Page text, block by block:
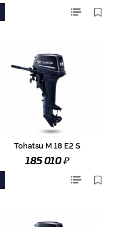
Tohatsu M 18 E2 S
185 010₽